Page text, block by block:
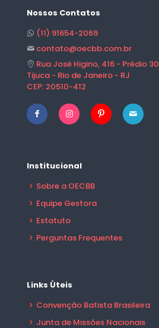
Nossos Contatos
(11) 91654-2069
contato@oecbb.com.br
Rua José Higino, 416 - Prédio 30
Tijuca - Rio de Janeiro - RJ
CEP: 20510-412
Institucional
Sobre a OECBB
Equipe Gestora
Estatuto
Perguntas Frequentes
Links Úteis
Convenção Batista Brasileira
Junta de Missões Nacionais